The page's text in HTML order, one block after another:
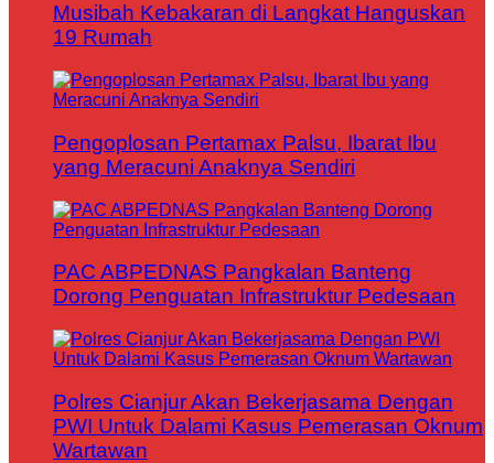
Musibah Kebakaran di Langkat Hanguskan
19 Rumah
Pengoplosan Pertamax Palsu, Ibarat Ibu
yang Meracuni Anaknya Sendiri
PAC ABPEDNAS Pangkalan Banteng
Dorong Penguatan Infrastruktur Pedesaan
Polres Cianjur Akan Bekerjasama Dengan
PWI Untuk Dalami Kasus Pemerasan Oknum
Wartawan